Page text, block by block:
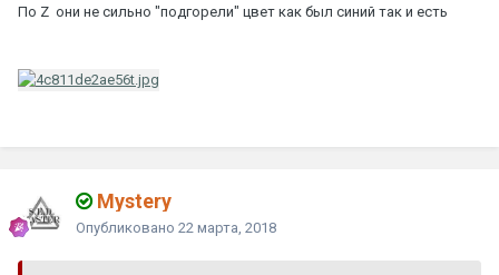
По Z они не сильно "подгорели" цвет как был синий так и есть
Mystery
Опубликовано 22 марта, 2018